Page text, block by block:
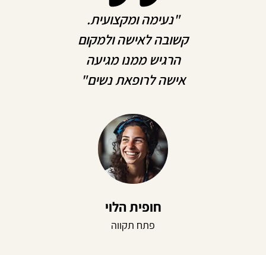
"נעימה ומקצועית.
קשובה לאישה ולמקום
הרגיש ממנו מגיעה
אישה לרופאת נשים"
חופית הלוי
פתח תקווה